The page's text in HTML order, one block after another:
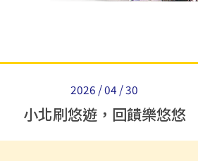
2026 / 04 / 30
小北刷悠遊，回饋樂悠悠